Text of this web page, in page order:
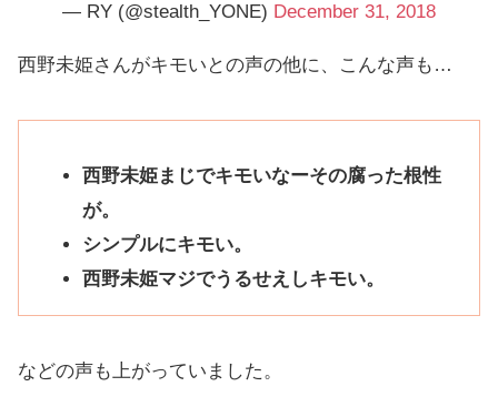
— RY (@stealth_YONE) December 31, 2018
西野未姫さんがキモいとの声の他に、こんな声も…
西野未姫まじでキモいなーその腐った根性
が。
シンプルにキモい。
西野未姫マジでうるせえしキモい。
などの声も上がっていました。